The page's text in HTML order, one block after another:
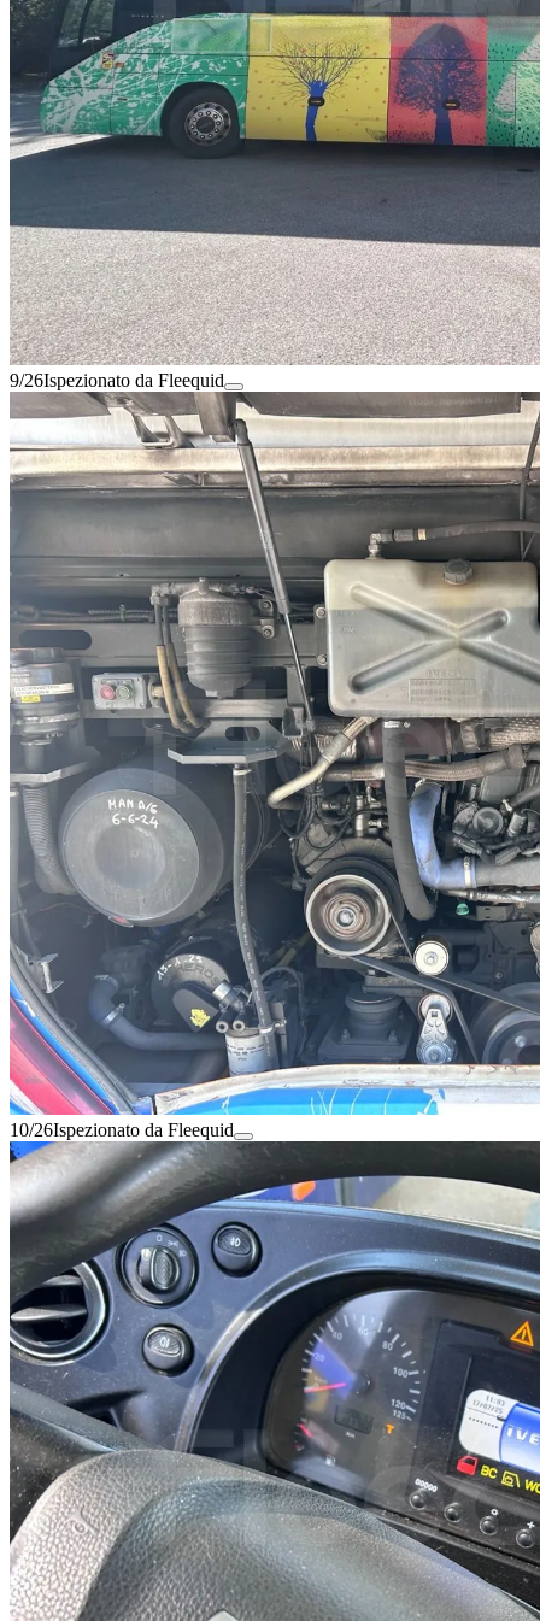
9/26Ispezionato da Fleequid
10/26Ispezionato da Fleequid